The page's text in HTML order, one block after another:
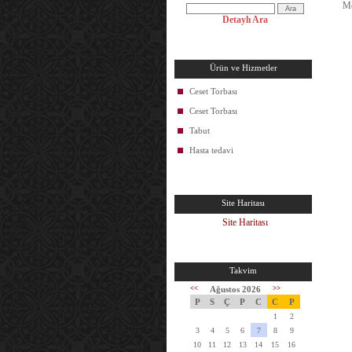
Detaylı Ara
Ürün ve Hizmetler
Ceset Torbası
Ceset Torbası
Tabut
Hasta tedavi
Site Haritası
Site Haritası
Takvim
<< Ağustos 2026 >>
P S Ç P C C P
1
2
3
4 5 6 7 8
9
10
11 12 13 14 15 16